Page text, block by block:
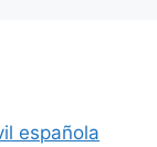
española